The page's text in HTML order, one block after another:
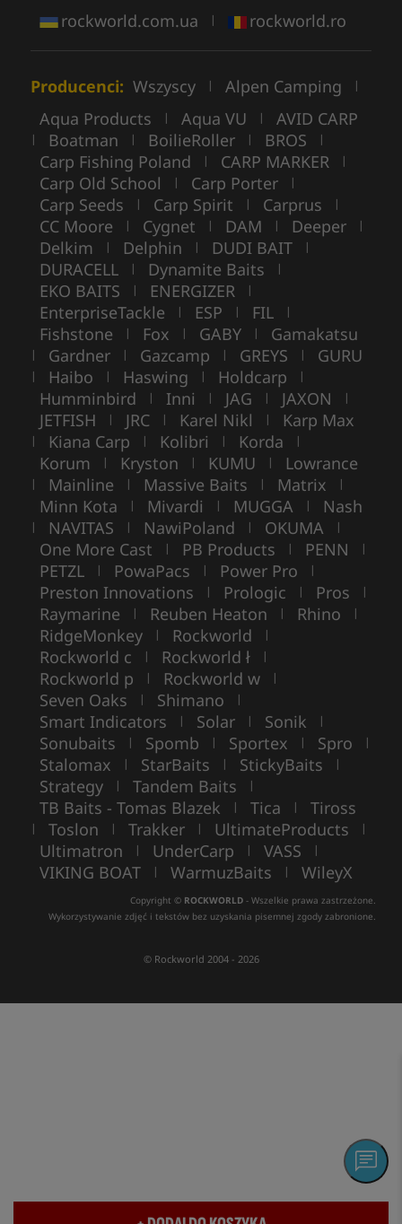
rockworld.com.ua | rockworld.ro
Producenci: Wszyscy | Alpen Camping |
Aqua Products | Aqua VU | AVID CARP
| Boatman | BoilieRoller | BROS |
Carp Fishing Poland | CARP MARKER |
Carp Old School | Carp Porter |
Carp Seeds | Carp Spirit | Carprus |
CC Moore | Cygnet | DAM | Deeper |
Delkim | Delphin | DUDI BAIT |
DURACELL | Dynamite Baits |
EKO BAITS | ENERGIZER |
EnterpriseTackle | ESP | FIL |
Fishstone | Fox | GABY | Gamakatsu
| Gardner | Gazcamp | GREYS | GURU
| Haibo | Haswing | Holdcarp |
Humminbird | Inni | JAG | JAXON |
JETFISH | JRC | Karel Nikl | Karp Max
| Kiana Carp | Kolibri | Korda |
Korum | Kryston | KUMU | Lowrance
| Mainline | Massive Baits | Matrix |
Minn Kota | Mivardi | MUGGA | Nash
| NAVITAS | NawiPoland | OKUMA |
One More Cast | PB Products | PENN |
PETZL | PowaPacs | Power Pro |
Preston Innovations | Prologic | Pros |
Raymarine | Reuben Heaton | Rhino |
RidgeMonkey | Rockworld |
Rockworld c | Rockworld ł |
Rockworld p | Rockworld w |
Seven Oaks | Shimano |
Smart Indicators | Solar | Sonik |
Sonubaits | Spomb | Sportex | Spro |
Stalomax | StarBaits | StickyBaits |
Strategy | Tandem Baits |
TB Baits - Tomas Blazek | Tica | Tiross
| Toslon | Trakker | UltimateProducts |
Ultimatron | UnderCarp | VASS |
VIKING BOAT | WarmuzBaits | WileyX
Copyright © ROCKWORLD - Wszelkie prawa zastrzeżone.
Wykorzystywanie zdjęć i tekstów bez uzyskania pisemnej zgody zabronione.
© Rockworld 2004 - 2026